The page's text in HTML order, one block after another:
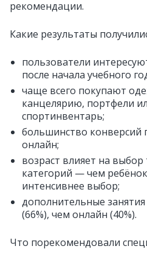
рекомендации.
Какие результаты
пользователи
после начала учебного
чаще всего покупают
канцелярию, портфели
спортинвентарь;
большинство конверсий
онлайн;
возраст влияет на выбор
категорий — чем
интенсивнее выбор;
дополнительные
(66%), чем онлайн (40%).
Что порекомендовали